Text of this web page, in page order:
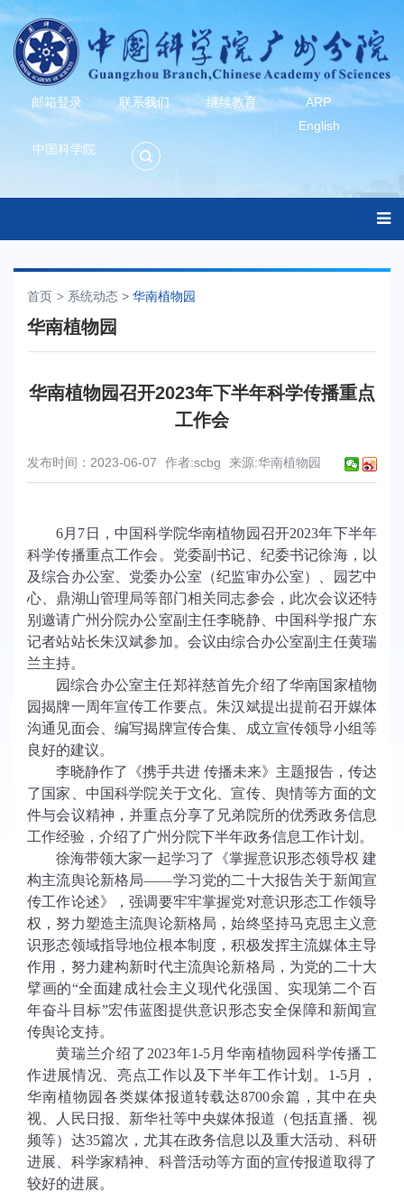
邮箱登录 联系我们 继续教育
ARP
English
中国科学院
首页 系统动态 > 华南植物园
华南植物园
华南植物园召开2023年下半年科学传播重点
工作会
发布时间：2023-06-07 作者:scbg 来源:华南植物园
6月 7 日，中国科学院华南植物园召开2023年下半年
科学传播重点工作会。党委副书记
纪委书记徐海，以
及综合办公室、党委办公室 （纪监审办公室）、园艺中
心、鼎湖山管理局等部门相关同志参会，此次会议还特
别邀请广州分院办公室副主任李晓静、中国科学报广东
记者站站长朱汉斌参加。会议由综合办公室副主任黄瑞
兰主持。
园综合办公室主任郑祥慈首先介绍了华南国家植物
园揭牌一周年宣传工作要点。朱汉斌提出提前召开媒体
沟通见面会、编写揭牌宣传合集、成立宣传领导小组等
良好的建议。
李晓静作了《携手共进 传播未来》主题报告，传达
了国家、中国科学院关于文化、宣传、舆情等方面的文
件与会议精神，并重点分享了兄弟院所的优秀政务信息
工作经验，介绍了广州分院下半年政务信息工作计划。
徐海带领大家一起学习了《掌握意识形态领导权 建
构主流舆论新格局——学习党的二十大报告关于新闻宣
传工作论述》，强调要牢牢掌握党对意识形态工作领导
权，努力塑造主流舆论新格局，始终坚持马克思主义意
识形态领域指导地位根本制度，积极发挥主流媒体主导
作用，努力建构新时代主流舆论新格局，为党的二十大
擘画的“全面建成社会主义现代化强国、实现第二个百
年奋斗目标”宏伟蓝图提供意识形态安全保障和新闻宣
传舆论支持。
黄瑞兰介绍了 2023年1-5 月华南植物园科学传播工
作进展情况、亮点工作以及下半年工作计划。 1-5月，
华南植物园各类媒体报道转载达8700余篇，其中在央
视、人民日报、新华社等中央媒体报道（包括直播、视
频等）达35篇次，尤其在政务信息以及重大活动、科研
进展、科学家精神、科普活动等方面的宣传报道取得了
较好的进展。